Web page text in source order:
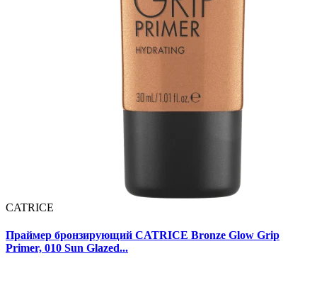
CATRICE
Праймер бронзирующий CATRICE Bronze Glow Grip
Primer, 010 Sun Glazed...